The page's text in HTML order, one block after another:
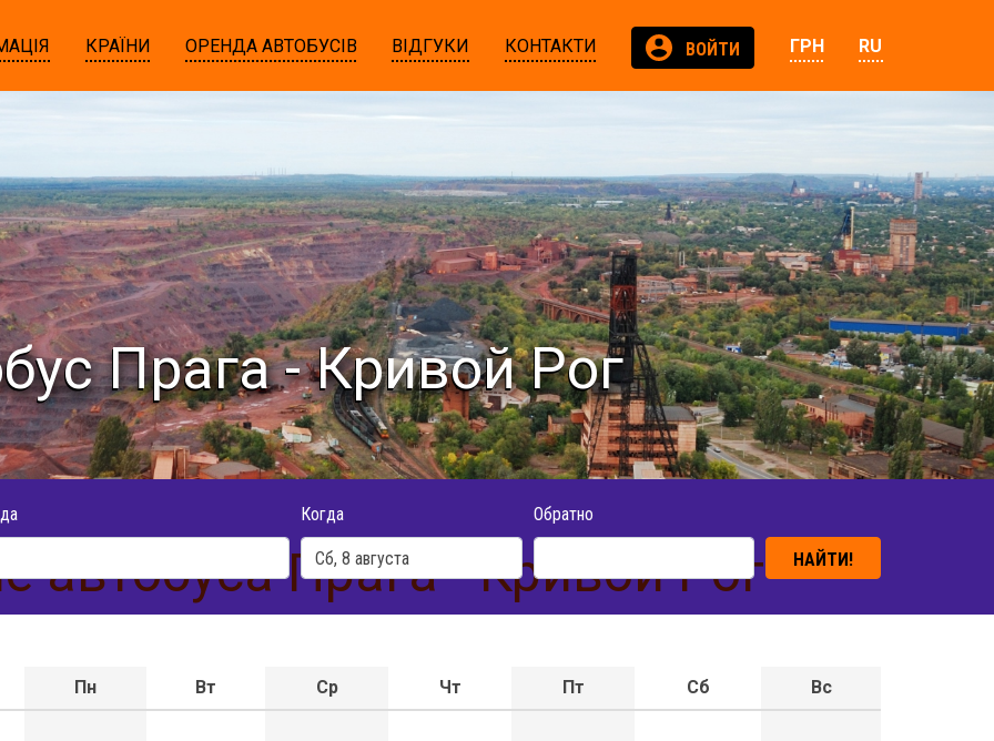
КРАЇНИ ОРЕНДА АВТОБУСІВ ВІДГУКИ КОНТАКТИ ВОЙТИ ГРН RU
Прага - Кривой Рог
Когда Обратно
НАЙТИ!
автобуса Прага - Кривой Рог
Пн Вт Ср Чт Пт Сб Вс